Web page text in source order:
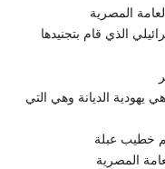
المصرية
الذي قام بتجنيدها
يهودية الديانة وهي التي
خطيب عبلة
المصرية